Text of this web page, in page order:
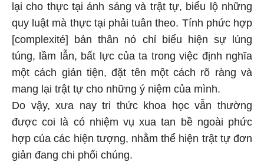
lại cho thực tại ánh sáng và trật tự, biểu lộ những
quy luật mà thực tại phải tuân theo. Tính phức hợp
[complexité] bản thân nó chỉ biểu hiện sự lúng
túng, lầm lẫn, bất lực của ta trong việc định nghĩa
một cách giản tiện, đặt tên một cách rõ ràng và
mang lại trật tự cho những ý niệm của mình.
Do vậy, xưa nay tri thức khoa học vẫn thường
được coi là có nhiệm vụ xua tan bề ngoài phức
hợp của các hiện tượng, nhằm thể hiện trật tự đơn
giản đang chi phối chúng.